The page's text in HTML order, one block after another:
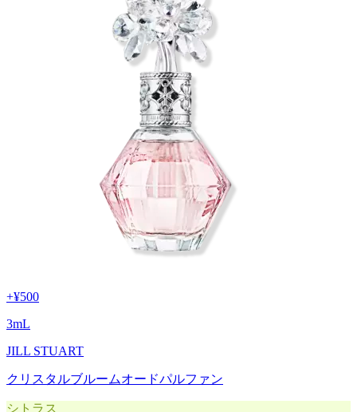
+¥500
3mL
JILL STUART
クリスタルブルームオードパルファン
シトラス